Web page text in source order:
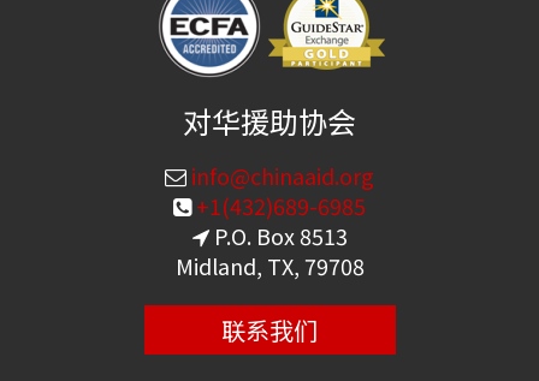
对华援助协会
info@chinaaid.org
+1(432)689-6985
P.O. Box 8513
Midland, TX, 79708
联系我们